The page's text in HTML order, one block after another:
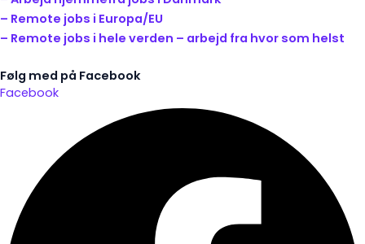
– Remote jobs i Europa/EU
– Remote jobs i hele verden – arbejd fra hvor som helst
Følg med på Facebook
Facebook